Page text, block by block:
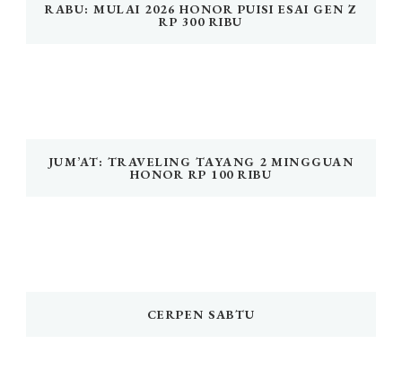
RABU: MULAI 2026 HONOR PUISI ESAI GEN Z
RP 300 RIBU
JUM’AT: TRAVELING TAYANG 2 MINGGUAN
HONOR RP 100 RIBU
CERPEN SABTU